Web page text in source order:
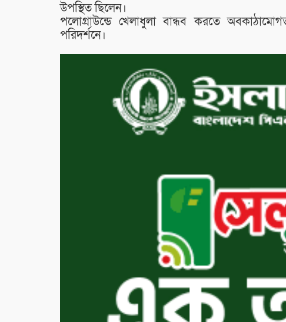
উপস্থিত ছিলেন।
পলোগ্রাউন্ডে খেলাধুলা বান্ধব করতে
পরিদর্শনে।